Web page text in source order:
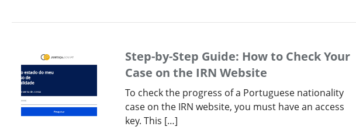
Step-by-Step Guide: How to Check Your
Case on the IRN Website
To check the progress of a Portuguese nationality
case on the IRN website, you must have an access
key. This […]